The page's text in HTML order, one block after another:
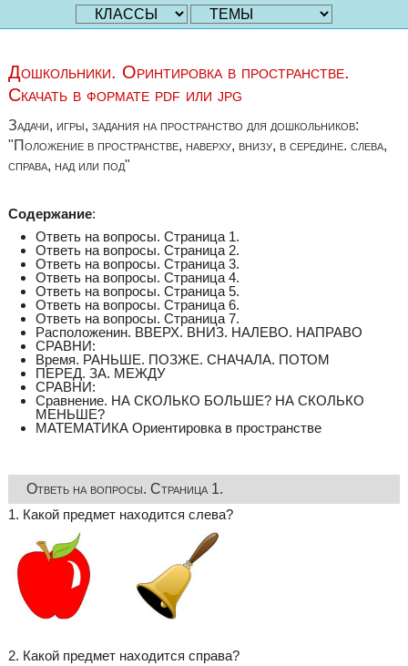
Дошкольники. Оринтировка в пространстве.
Скачать в формате pdf или jpg
Задачи, игры, задания на пространство для дошкольников:
"Положение в пространстве, наверху, внизу, в середине. слева,
справа, над или под"
Содержание:
Ответь на вопросы. Страница 1.
Ответь на вопросы. Страница 2.
Ответь на вопросы. Страница 3.
Ответь на вопросы. Страница 4.
Ответь на вопросы. Страница 5.
Ответь на вопросы. Страница 6.
Ответь на вопросы. Страница 7.
Расположенин. ВВЕРХ. ВНИЗ. НАЛЕВО. НАПРАВО
СРАВНИ:
Время. РАНЬШЕ. ПОЗЖЕ. СНАЧАЛА. ПОТОМ
ПЕРЕД. ЗА. МЕЖДУ
СРАВНИ:
Сравнение. НА СКОЛЬКО БОЛЬШЕ? НА СКОЛЬКО
МЕНЬШЕ?
МАТЕМАТИКА Ориентировка в пространстве
Ответь на вопросы. Страница 1.
1. Какой предмет находится слева?
2. Какой предмет находится справа?